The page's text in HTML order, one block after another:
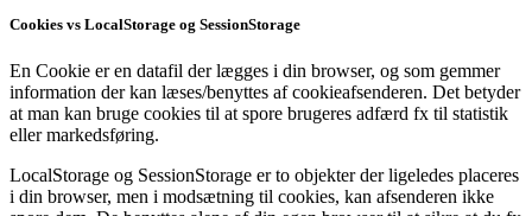
Cookies vs LocalStorage og SessionStorage
En Cookie er en datafil der lægges i din browser, og som gemmer
information der kan læses/benyttes af cookieafsenderen. Det betyder
at man kan bruge cookies til at spore brugeres adfærd fx til statistik
eller markedsføring.
LocalStorage og SessionStorage er to objekter der ligeledes placeres
i din browser, men i modsætning til cookies, kan afsenderen ikke